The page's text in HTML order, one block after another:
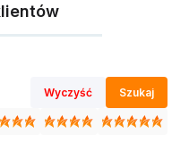
Wyczyść Szukaj